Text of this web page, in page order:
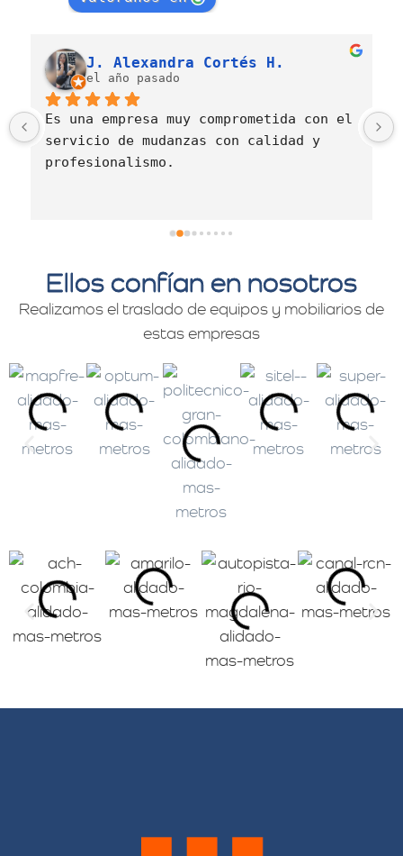
J. Alexandra Cortés H.
el año pasado
Es una empresa muy comprometida con el
servicio de mudanzas con calidad y
profesionalismo.
Ellos confían en nosotros
Realizamos el traslado de equipos y mobiliarios de
estas empresas